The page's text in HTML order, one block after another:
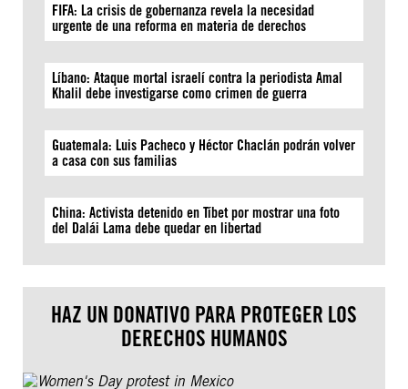
FIFA: La crisis de gobernanza revela la necesidad
urgente de una reforma en materia de derechos
Líbano: Ataque mortal israelí contra la periodista Amal
Khalil debe investigarse como crimen de guerra
Guatemala: Luis Pacheco y Héctor Chaclán podrán volver
a casa con sus familias
China: Activista detenido en Tíbet por mostrar una foto
del Dalái Lama debe quedar en libertad
HAZ UN DONATIVO PARA PROTEGER LOS
DERECHOS HUMANOS